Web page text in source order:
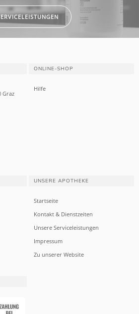
Graz
ONLINE-SHOP
Hilfe
UNSERE APOTHEKE
Startseite
Kontakt & Dienstzeiten
Unsere Serviceleistungen
Impressum
Zu unserer Website